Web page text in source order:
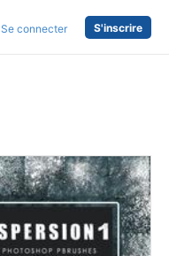
Se connecter S'inscrire